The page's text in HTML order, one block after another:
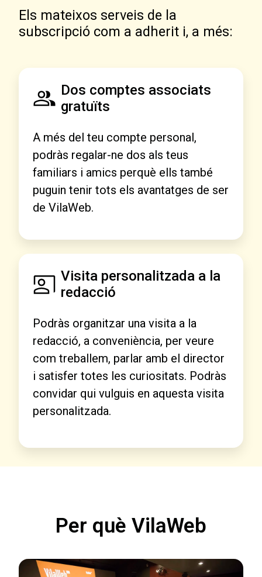
Els mateixos serveis de la
subscripció com a adherit i, a més:
Dos comptes associats
gratuïts
A més del teu compte personal,
podràs regalar-ne dos als teus
familiars i amics perquè ells també
puguin tenir tots els avantatges de ser
de VilaWeb.
Visita personalitzada a la
redacció
Podràs organitzar una visita a la
redacció, a conveniència, per veure
com treballem, parlar amb el director
i satisfer totes les curiositats. Podràs
convidar qui vulguis en aquesta visita
personalitzada.
Per què VilaWeb